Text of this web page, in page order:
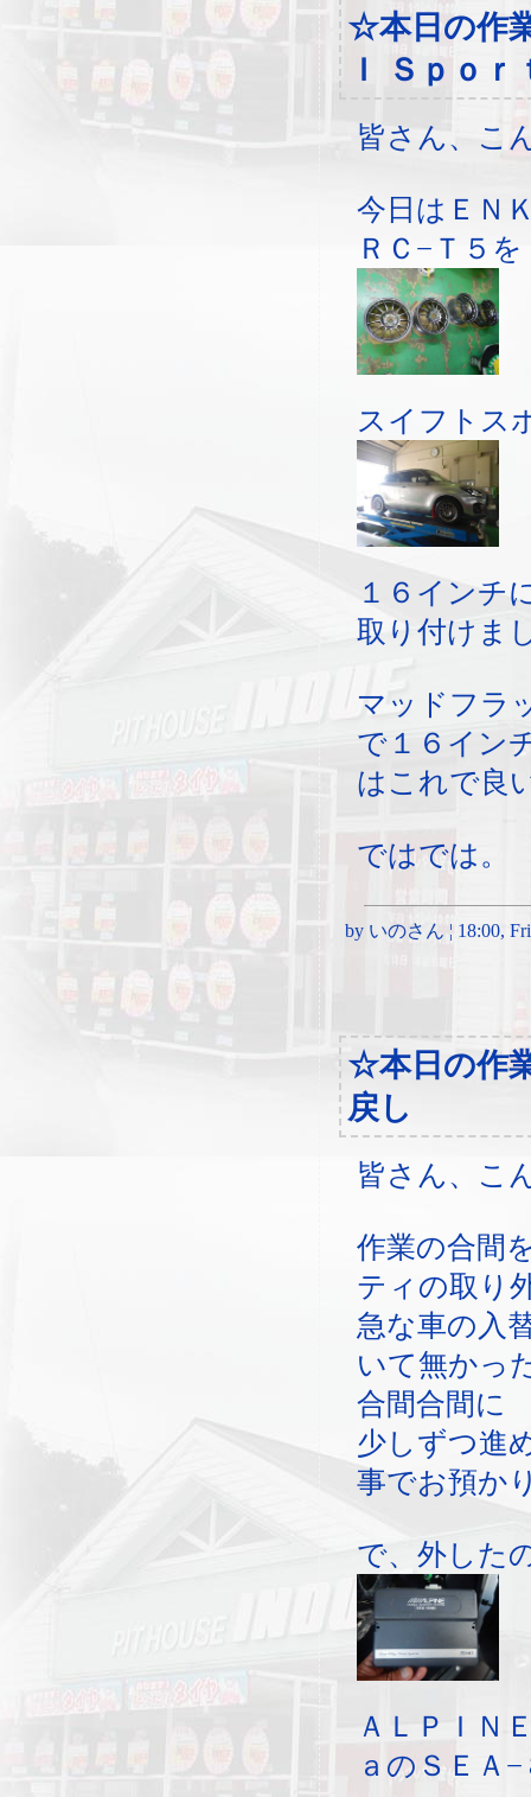
☆本日の作
Ｉ Ｓｐｏ
皆さん、こ
今日はＥＮ
ＲＣ−Ｔ５を
スイフトス
１６インチ
取り付けま
マッドフラ
で１６イン
はこれで良
ではでは。
by いのさん ¦ 18:00,
☆本日の作
戻し
皆さん、こ
作業の合間
ティの取り
急な車の入
いて無かっ
合間合間に
少しずつ進
事でお預か
で、外した
ＡＬＰＩＮ
ａのＳＥＡ